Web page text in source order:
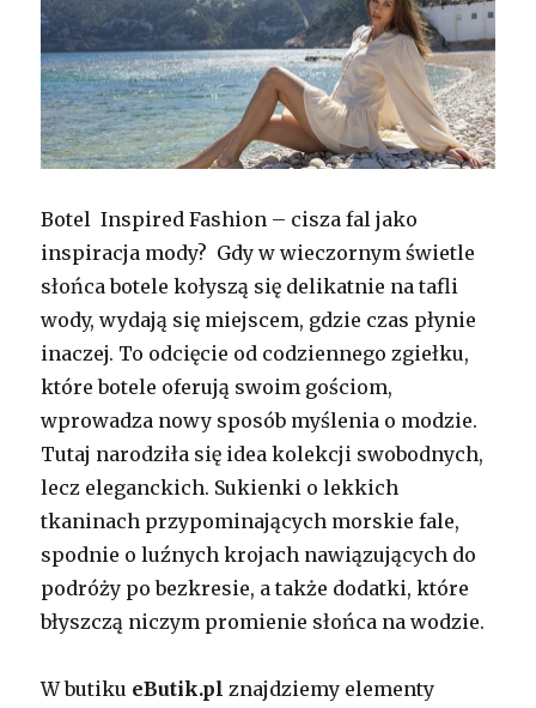
Botel Inspired Fashion – cisza fal jako
inspiracja mody? Gdy w wieczornym świetle
słońca botele kołyszą się delikatnie na tafli
wody, wydają się miejscem, gdzie czas płynie
inaczej. To odcięcie od codziennego zgiełku,
które botele oferują swoim gościom,
wprowadza nowy sposób myślenia o modzie.
Tutaj narodziła się idea kolekcji swobodnych,
lecz eleganckich. Sukienki o lekkich
tkaninach przypominających morskie fale,
spodnie o luźnych krojach nawiązujących do
podróży po bezkresie, a także dodatki, które
błyszczą niczym promienie słońca na wodzie.
W butiku eButik.pl znajdziemy elementy